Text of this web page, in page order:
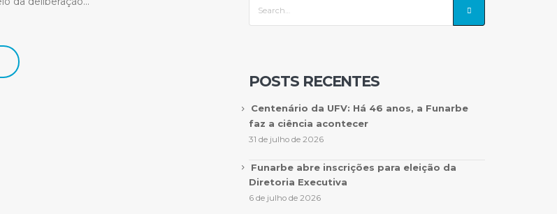
POSTS RECENTES
Centenário da UFV: Há 46 anos, a Funarbe
faz a ciência acontecer
31 de julho de 2026
Funarbe abre inscrições para eleição da
Diretoria Executiva
6 de julho de 2026